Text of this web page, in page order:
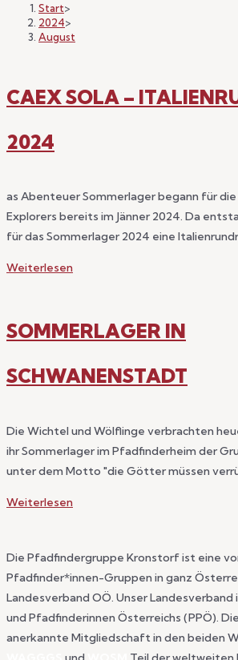
Start>
2024>
August
CAEX SOLA –
2024
as Abenteuer Sommerlager begann für die
Explorers bereits im Jänner 2024. Da
für das Sommerlager 2024 eine
WeiterlesenCaEx
Italienrundreise
SOMMERLAGER IN
SCHWANENSTADT
Die Wichtel und Wölflinge verbrachten
ihr Sommerlager im Pfadfinderheim der
unter dem Motto "die Götter müssen
WeiterlesenSommerlager
Die Pfadfindergruppe Kronstorf ist eine
Pfadfinder*innen-Gruppen in ganz
Landesverband OÖ. Unser
und Pfadfinderinnen Österreichs (PPÖ). Die
anerkannte Mitgliedschaft in den beiden